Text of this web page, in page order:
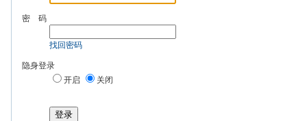
密 码
找回密码
隐身登录
开启
关闭
登录